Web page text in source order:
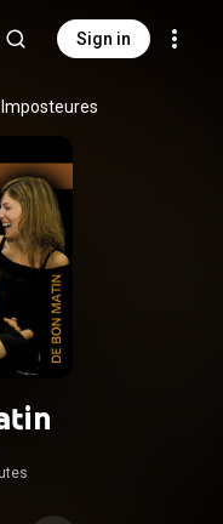
Sign in